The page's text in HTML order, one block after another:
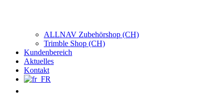
ALLNAV Zubehörshop (CH)
Trimble Shop (CH)
Kundenbereich
Aktuelles
Kontakt